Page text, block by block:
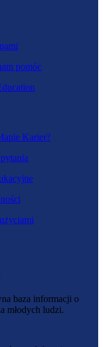
baza informacji o
młodych ludzi.
Karier?
pomóc